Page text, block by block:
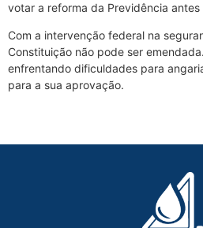
votar a reforma da Previdência antes
Com a intervenção federal na
Constituição não pode ser
enfrentando dificuldades para
para a sua aprovação.